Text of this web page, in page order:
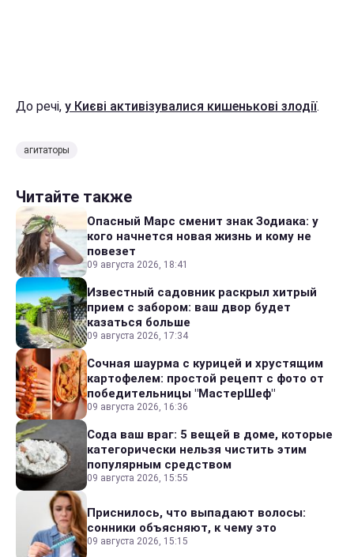
До речі, у Києві активізувалися кишенькові злодії.
агитаторы
Читайте также
Опасный Марс сменит знак Зодиака: у
кого начнется новая жизнь и кому не
повезет
09 августа 2026, 18:41
Известный садовник раскрыл хитрый
прием с забором: ваш двор будет
казаться больше
09 августа 2026, 17:34
Сочная шаурма с курицей и хрустящим
картофелем: простой рецепт с фото от
победительницы "МастерШеф"
09 августа 2026, 16:36
Сода ваш враг: 5 вещей в доме, которые
категорически нельзя чистить этим
популярным средством
09 августа 2026, 15:55
Приснилось, что выпадают волосы:
сонники объясняют, к чему это
09 августа 2026, 15:15